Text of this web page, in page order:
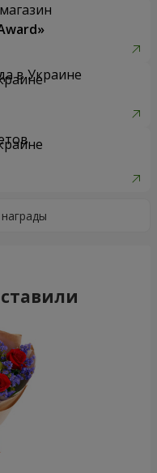
в Украине